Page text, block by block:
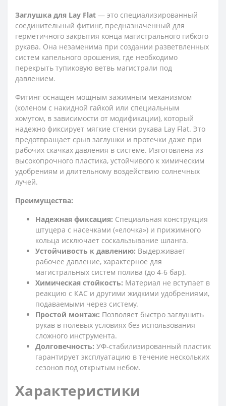
Заглушка для Lay Flat — это специализированный
соединительный фитинг, предназначенный для
герметичного закрытия конца магистрального гибкого
рукава. Она незаменима при создании разветвленных
систем капельного орошения, где необходимо
перекрыть тупиковую ветвь магистрали под
давлением.
Фитинг оснащен мощным зажимным механизмом
(коленом с накидной гайкой или специальным
хомутом, в зависимости от модификации), который
надежно фиксирует мягкие стенки рукава Lay Flat. Это
предотвращает срыв заглушки и протечки даже при
рабочих скачках давления в системе. Изготовлена из
высокопрочного пластика, устойчивого к химическим
удобрениям и длительному воздействию солнечных
лучей.
Преимущества:
Надежная фиксация: Специальная конструкция
штуцера с насечками («елочка») и прижимного
кольца исключает соскальзывание шланга.
Устойчивость к давлению: Выдерживает
рабочее давление, характерное для
магистральных систем полива (до 4-6 бар).
Химическая стойкость: Материал не вступает в
реакцию с КАС и другими жидкими удобрениями,
подаваемыми через систему.
Простой монтаж: Позволяет быстро заглушить
рукав в полевых условиях без использования
сложного инструмента.
Долговечность: УФ-стабилизированный пластик
гарантирует эксплуатацию в течение нескольких
сезонов под открытым небом.
Характеристики